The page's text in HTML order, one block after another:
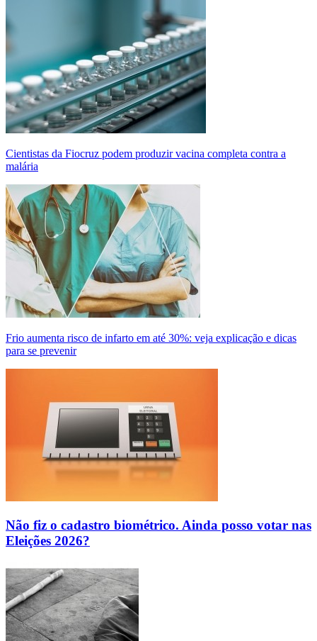
Cientistas da Fiocruz podem produzir vacina completa contra a
malária
Frio aumenta risco de infarto em até 30%: veja explicação e dicas
para se prevenir
Não fiz o cadastro biométrico. Ainda posso votar nas
Eleições 2026?